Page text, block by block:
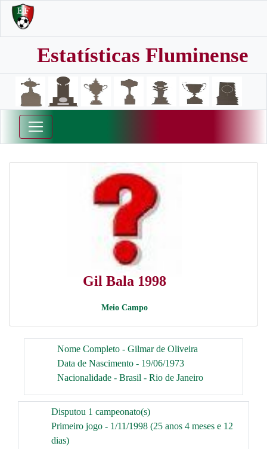
Estatísticas Fluminense
Gil Bala 1998
Meio Campo
Nome Completo - Gilmar de Oliveira
Data de Nascimento - 19/06/1973
Nacionalidade - Brasil - Rio de Janeiro
Disputou 1 campeonato(s)
Primeiro jogo - 1/11/1998 (25 anos 4 meses e 12
dias)